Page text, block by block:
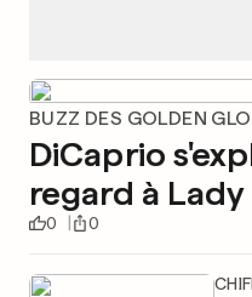
BUZZ DES GOLDEN
DiCaprio
regard à Lady
0 0